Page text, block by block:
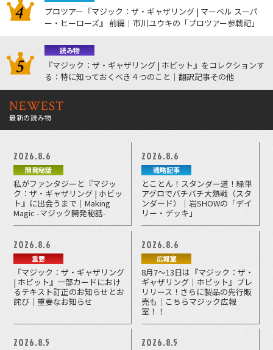
プロツアー『マジック：ザ・ギャザリング | マーベル スーパ
ー・ヒーローズ』 前編｜市川ユウキの「プロツアー参戦記」
読み物
『マジック：ザ・ギャザリング | ホビット』をコレクションす
る：特に知っておくべき４つのこと｜翻訳記事その他
NEWEST
最新の読み物
2026.8.6
開発秘話
私がファンタジーと『マジッ
ク：ザ・ギャザリング | ホビッ
ト』に出会うまで｜Making
Magic -マジック開発秘話-
2026.8.6
戦略記事
とことん！スタンダー道！緑単
アグロでバチバチ大熱戦（スタ
ンダード）｜岩SHOWの「デイ
リー・デッキ」
2026.8.6
重要
『マジック：ザ・ギャザリング
| ホビット』一部カードにおけ
るテキスト訂正のお知らせとお
詫び｜重要なお知らせ
2026.8.6
広報室
8月7～13日は『マジック：ザ・
ギャザリング｜ホビット』プレ
リリース！さらに製品の先行販
売も｜こちらマジック広報
室！！
2026.8.5 2026.8.5